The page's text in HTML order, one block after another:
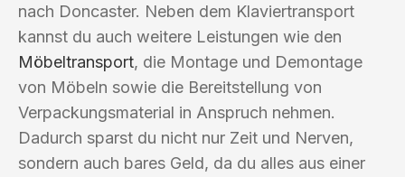
nach Doncaster. Neben dem Klaviertransport
kannst du auch weitere Leistungen wie den
Möbeltransport, die Montage und Demontage
von Möbeln sowie die Bereitstellung von
Verpackungsmaterial in Anspruch nehmen.
Dadurch sparst du nicht nur Zeit und Nerven,
sondern auch bares Geld, da du alles aus einer